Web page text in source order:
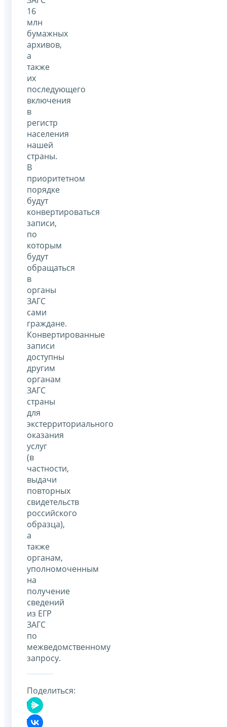
16
млн
бумажных
архивов,
а
также
их
последующего
включения
в
регистр
населения
нашей
страны.
В
приоритетном
порядке
будут
конвертироваться
записи,
по
которым
будут
обращаться
в
органы
ЗАГС
сами
граждане.
Конвертированные
записи
доступны
другим
органам
ЗАГС
страны
для
экстерриториального
оказания
услуг
(в
частности,
выдачи
повторных
свидетельств
российского
образца),
а
также
органам,
уполномоченным
на
получение
сведений
из ЕГР
ЗАГС
по
межведомственному
запросу.
Поделиться: